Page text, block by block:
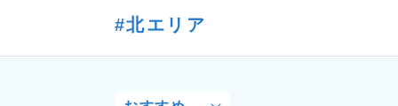
北エリア